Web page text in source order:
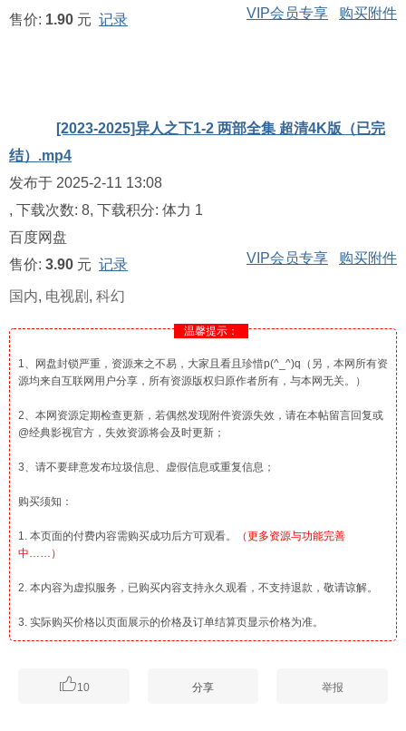
售价: 1.90 元 记录 VIP会员专享 购买附件
[2023-2025]异人之下1-2 两部全集 超清4K版（已完
结）.mp4
发布于 2025-2-11 13:08
, 下载次数: 8, 下载积分: 体力 1
百度网盘
售价: 3.90 元 记录 VIP会员专享 购买附件
国内, 电视剧 , 科幻
温馨提示：
1、网盘封锁严重，资源来之不易，大家且看且珍惜p(^_^)q（另，本网所有资
源均来自互联网用户分享，所有资源版权归原作者所有，与本网无关。）
2、本网资源定期检查更新，若偶然发现附件资源失效，请在本帖留言回复或
@经典影视官方，失效资源将会及时更新；
3、请不要肆意发布垃圾信息、虚假信息或重复信息；
购买须知：
1. 本页面的付费内容需购买成功后方可观看。
（更多资源与功能完善
中……）
2. 本内容为虚拟服务，已购买内容支持永久观看，不支持退款，敬请谅解。
3. 实际购买价格以页面展示的价格及订单结算页显示价格为准。
10 分享 举报